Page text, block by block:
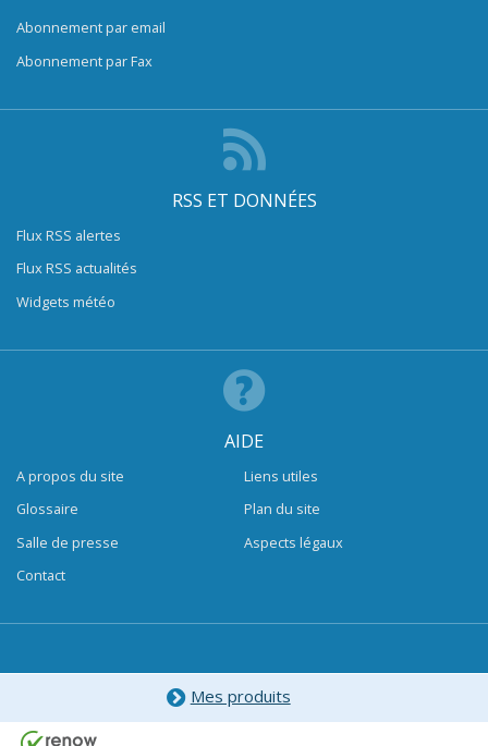
Abonnement par email
Abonnement par Fax
RSS ET DONNÉES
Flux RSS alertes
Flux RSS actualités
Widgets météo
AIDE
A propos du site
Glossaire
Salle de presse
Contact
Liens utiles
Plan du site
Aspects légaux
Mes produits